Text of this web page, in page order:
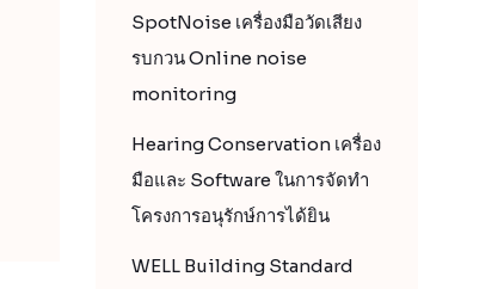
SpotNoise เครื่องมือวัดเสียง
รบกวน Online noise
monitoring
Hearing Conservation เครื่อง
มือและ Software ในการจัดทำ
โครงการอนุรักษ์การได้ยิน
WELL Building Standard